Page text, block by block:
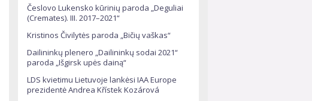
Česlovo Lukensko kūrinių paroda „Deguliai
(Cremates). III. 2017–2021“
Kristinos Čivilytės paroda „Bičių vaškas“
Dailininkų plenero „Dailininkų sodai 2021“
paroda „Išgirsk upės dainą“
LDS kvietimu Lietuvoje lankėsi IAA Europe
prezidentė Andrea Křístek Kozárová